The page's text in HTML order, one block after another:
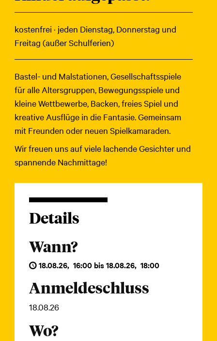
kostenfrei · jeden Dienstag, Donnerstag und
Freitag (außer Schulferien)
Bastel- und Malstationen, Gesellschaftsspiele
für alle Altersgruppen, Bewegungsspiele und
kleine Wettbewerbe, Backen, freies Spiel und
kreative Ausflüge in die Fantasie. Gemeinsam
mit Freunden oder neuen Spielkamaraden.
Wir freuen uns auf viele lachende Gesichter und
spannende Nachmittage!
Details
Wann?
18.08.26, 16:00 bis18.08.26, 18:00
Anmeldeschluss
18.08.26
Wo?